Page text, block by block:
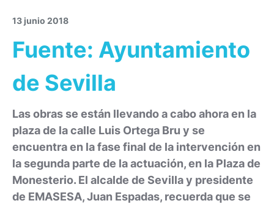
13 junio 2018
Fuente: Ayuntamiento
de Sevilla
Las obras se están llevando a cabo ahora en la
plaza de la calle Luis Ortega Bru y se
encuentra en la fase final de la intervención en
la segunda parte de la actuación, en la Plaza de
Monesterio. El alcalde de Sevilla y presidente
de EMASESA, Juan Espadas, recuerda que se